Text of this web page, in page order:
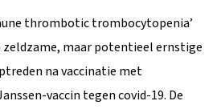
thrombotic trombocytopenia’
zeldzame, maar potentieel ernstige
na vaccinatie met
vaccin tegen covid-19. De